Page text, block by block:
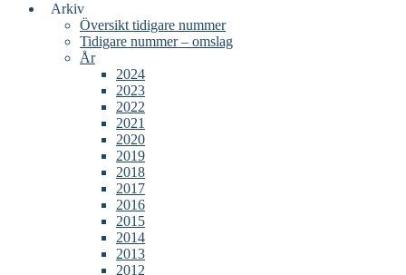
Arkiv
Översikt tidigare nummer
Tidigare nummer – omslag
År
2024
2023
2022
2021
2020
2019
2018
2017
2016
2015
2014
2013
2012